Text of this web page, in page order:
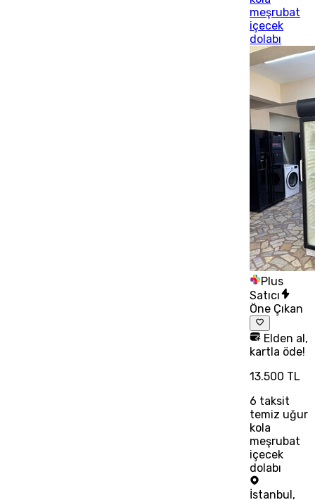
meşrubat
içecek
dolabı
Plus
Satıcı
Öne Çıkan
Elden al,
kartla öde!
13.500 TL
6 taksit
temiz uğur
kola
meşrubat
içecek
dolabı
İstanbul ,